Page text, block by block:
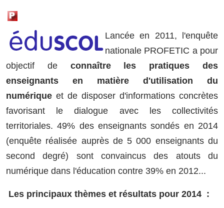
Lancée en 2011, l'enquête
nationale PROFETIC a pour
objectif de connaître les pratiques des
enseignants en matière d'utilisation du
numérique et de disposer d'informations concrètes
favorisant le dialogue avec les collectivités
territoriales.49% des enseignants sondés en 2014
(enquête réalisée auprès de 5 000 enseignants du
second degré) sont convaincus des atouts du
numérique dans l'éducation contre 39% en 2012...
Les principaux thèmes et résultats pour 2014 :